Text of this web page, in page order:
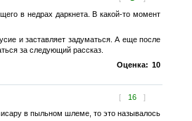
в недрах даркнета. В какой-то момент
и заставляет задуматься. А еще после
за следующий рассказ.
Оценка: 10
[ 16 ]
в пыльном шлеме, то это называлось